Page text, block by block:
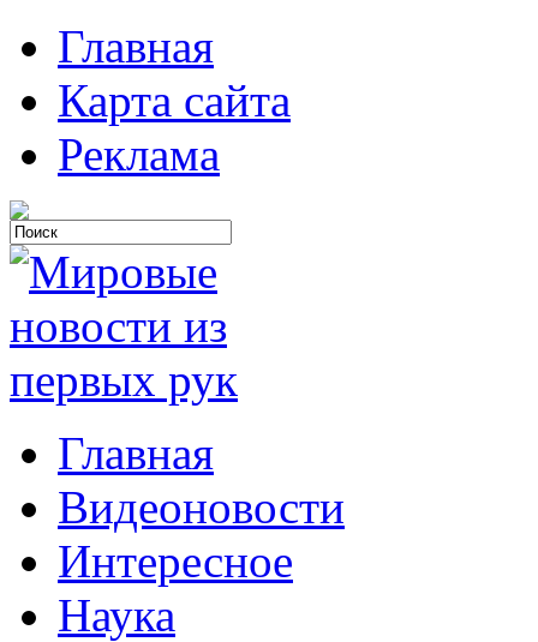
Главная
Карта сайта
Реклама
Главная
Видеоновости
Интересное
Наука